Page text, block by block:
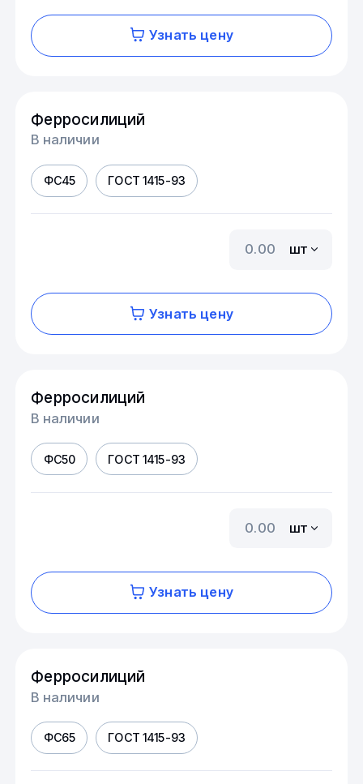
Узнать цену
Ферросилиций
В наличии
ФС45 ГОСТ 1415-93
шт
Узнать цену
Ферросилиций
В наличии
ФС50 ГОСТ 1415-93
шт
Узнать цену
Ферросилиций
В наличии
ФС65 ГОСТ 1415-93